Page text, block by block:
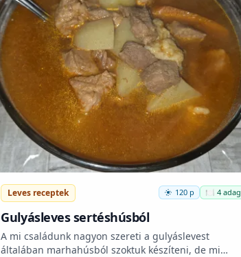
Leves receptek 120 p 🍽️ 4 adag
Gulyásleves sertéshúsból
A mi családunk nagyon szereti a gulyáslevest
általában marhahúsból szoktuk készíteni, de mi